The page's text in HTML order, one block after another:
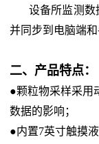
设备所监测数
并同步到电脑端和
二、产品特点：
●颗粒物采样采用
数据的影响；
●内置7英寸触摸